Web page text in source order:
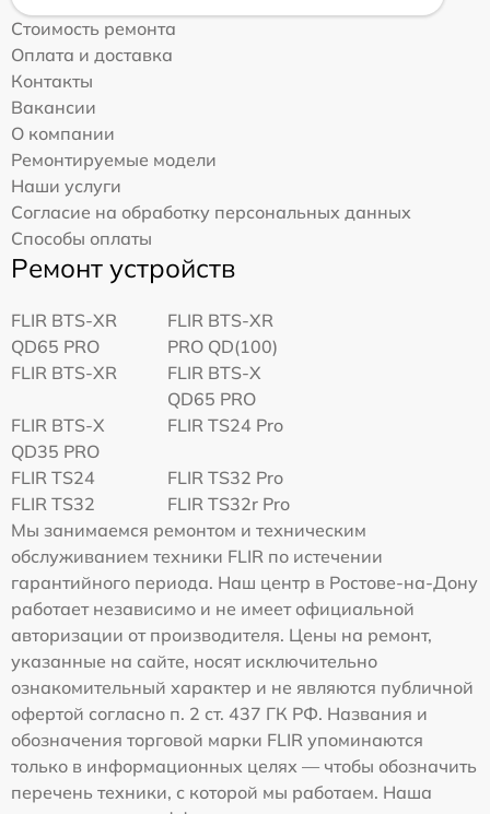
Стоимость ремонта
Оплата и доставка
Контакты
Вакансии
О компании
Ремонтируемые модели
Наши услуги
Согласие на обработку персональных данных
Способы оплаты
Ремонт устройств
FLIR BTS-XR
QD65 PRO
FLIR BTS-XR
PRO QD(100)
FLIR BTS-XR
FLIR BTS-X
QD65 PRO
FLIR BTS-X
QD35 PRO
FLIR TS24 Pro
FLIR TS24
FLIR TS32 Pro
FLIR TS32
FLIR TS32r Pro
Мы занимаемся ремонтом и техническим
обслуживанием техники FLIR по истечении
гарантийного периода. Наш центр в Ростове-на-Дону
работает независимо и не имеет официальной
авторизации от производителя. Цены на ремонт,
указанные на сайте, носят исключительно
ознакомительный характер и не являются публичной
офертой согласно п. 2 ст. 437 ГК РФ. Названия и
обозначения торговой марки FLIR упоминаются
только в информационных целях — чтобы обозначить
перечень техники, с которой мы работаем. Наша